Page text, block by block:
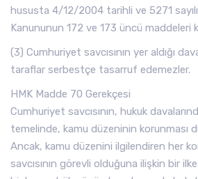
hususta 4/12/2004 tarihli ve 5271
Kanununun 172 ve 173 üncü maddeleri
(3) Cumhuriyet savcısının yer aldığı
taraflar serbestçe tasarruf edemezler.
HMK Madde 70 Gerekçesi
Cumhuriyet savcısının, hukuk
temelinde, kamu düzeninin korunması
Ancak, kamu düzenini ilgilendiren her
savcısının görevli olduğuna ilişkin bir